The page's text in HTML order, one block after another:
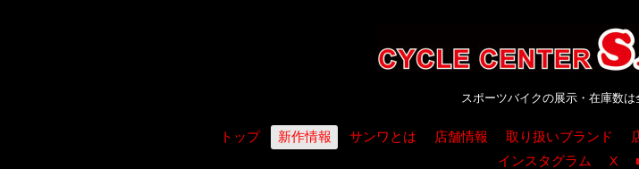
スポーツバイクの展示・在庫数は
トップ 新作情報 サンワとは 店舗情報 取り扱いブランド
インスタグラム
X